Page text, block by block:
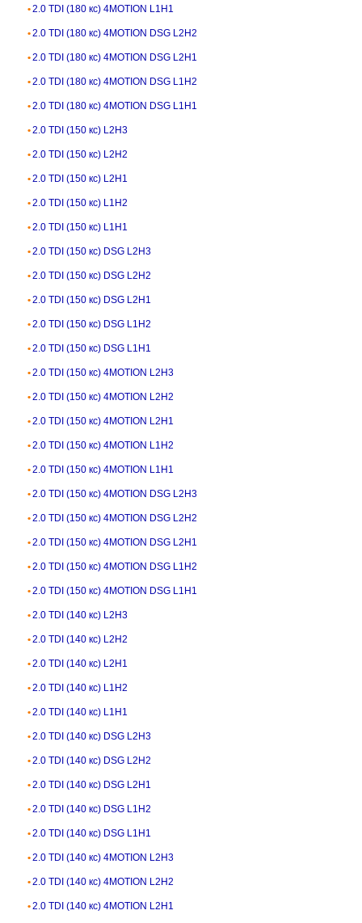
2.0 TDI (180 кс) 4MOTION L1H1
2.0 TDI (180 кс) 4MOTION DSG L2H2
2.0 TDI (180 кс) 4MOTION DSG L2H1
2.0 TDI (180 кс) 4MOTION DSG L1H2
2.0 TDI (180 кс) 4MOTION DSG L1H1
2.0 TDI (150 кс) L2H3
2.0 TDI (150 кс) L2H2
2.0 TDI (150 кс) L2H1
2.0 TDI (150 кс) L1H2
2.0 TDI (150 кс) L1H1
2.0 TDI (150 кс) DSG L2H3
2.0 TDI (150 кс) DSG L2H2
2.0 TDI (150 кс) DSG L2H1
2.0 TDI (150 кс) DSG L1H2
2.0 TDI (150 кс) DSG L1H1
2.0 TDI (150 кс) 4MOTION L2H3
2.0 TDI (150 кс) 4MOTION L2H2
2.0 TDI (150 кс) 4MOTION L2H1
2.0 TDI (150 кс) 4MOTION L1H2
2.0 TDI (150 кс) 4MOTION L1H1
2.0 TDI (150 кс) 4MOTION DSG L2H3
2.0 TDI (150 кс) 4MOTION DSG L2H2
2.0 TDI (150 кс) 4MOTION DSG L2H1
2.0 TDI (150 кс) 4MOTION DSG L1H2
2.0 TDI (150 кс) 4MOTION DSG L1H1
2.0 TDI (140 кс) L2H3
2.0 TDI (140 кс) L2H2
2.0 TDI (140 кс) L2H1
2.0 TDI (140 кс) L1H2
2.0 TDI (140 кс) L1H1
2.0 TDI (140 кс) DSG L2H3
2.0 TDI (140 кс) DSG L2H2
2.0 TDI (140 кс) DSG L2H1
2.0 TDI (140 кс) DSG L1H2
2.0 TDI (140 кс) DSG L1H1
2.0 TDI (140 кс) 4MOTION L2H3
2.0 TDI (140 кс) 4MOTION L2H2
2.0 TDI (140 кс) 4MOTION L2H1